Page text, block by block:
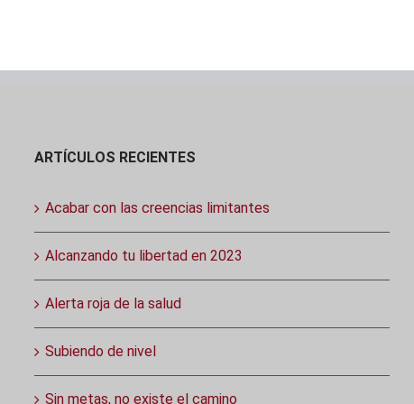
ARTÍCULOS RECIENTES
Acabar con las creencias limitantes
Alcanzando tu libertad en 2023
Alerta roja de la salud
Subiendo de nivel
Sin metas, no existe el camino